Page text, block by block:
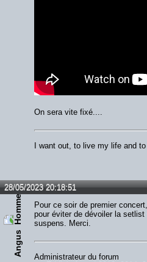
On sera vite fixé....
I want out, to live my life and
28/05/2023 20:18:51
Angus
Pour ce soir de premier
pour éviter de dévoiler la
suspens. Merci.
Administrateur du forum